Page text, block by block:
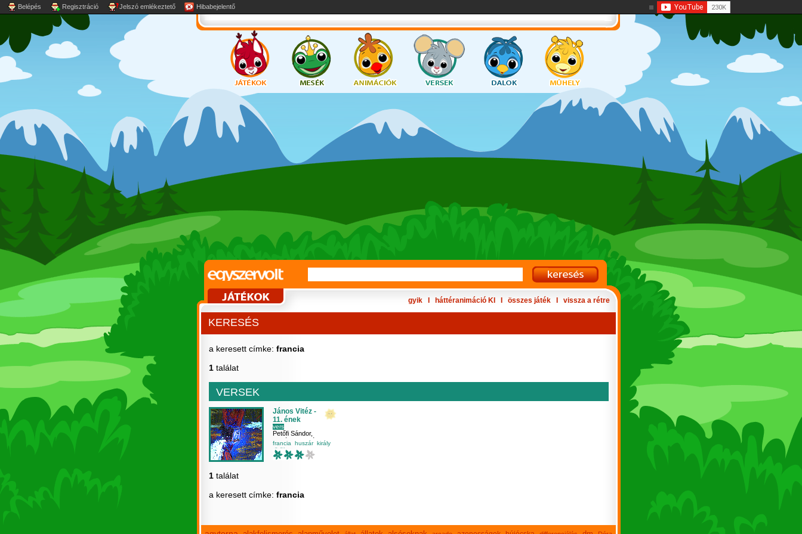
Belépés Regisztráció Jelszó emlékeztető Hibabejelentő
gyik háttéranimáció KI összes játék vissza a rétre
KERESÉS
a keresett címke: francia
1 találat
VERSEK
János Vitéz -
11. ének
vers
Petőfi Sándor,
Sudár Annamária
Széchenyi István Általános Iskola
francia huszár király
török
1 találat
a keresett címke: francia